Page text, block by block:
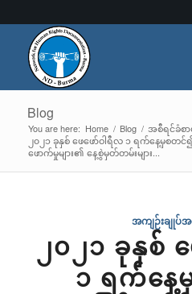
Blog
You are here: Home / Blog / အစီရင်ခံစာမ
၂၀၂၁ ခုနှစ် ဖေဖော်ဝါရီလ ၁ ရက်နေ့မှစတင်
ဖောက်မှုများ၏ နေ့စွဲမှတ်တမ်းများ...
အကျဉ်းချုပ်
၂၀၂၁ ခုနှစ်
၁ ရက်နေ့